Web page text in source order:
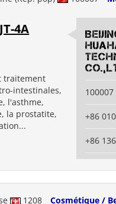
4A
traitement
intestinales,
l'asthme,
la prostatite,
+86
+86
1208 Cosmétique /